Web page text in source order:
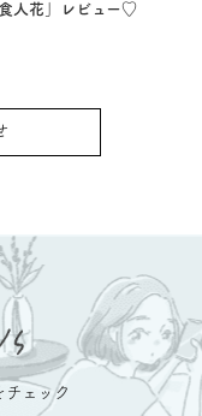
人花」レビュー♡
ェック